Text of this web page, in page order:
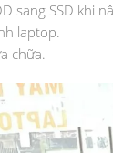
sang SSD khi
laptop.
chữa.